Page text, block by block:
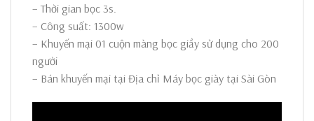
– Thời gian bọc 3s.
– Công suất: 1300w
– Khuyến mại 01 cuộn màng bọc giầy sử dụng cho 200
người
– Bán khuyến mại tại Địa chỉ Máy bọc giày tại Sài Gòn